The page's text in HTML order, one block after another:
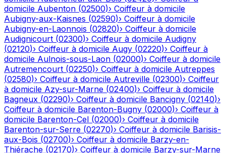
domicile Aubenton (02500)› Coiffeur à domicile
Aubigny-aux-Kaisnes (02590)› Coiffeur à domicile
Aubigny-en-Laonnois (02820)› Coiffeur à domicile
Audignicourt (02300)› Coiffeur à domicile Audigny
(02120)› Coiffeur à domicile Augy (02220)› Coiffeur à
domicile Aulnois-sous-Laon (02000)› Coiffeur à domicile
Autremencourt (02250)› Coiffeur à domicile Autreppes
(02580)› Coiffeur à domicile Autreville (02300)› Coiffeur
à domicile Azy-sur-Marne (02400)› Coiffeur à domicile
Bagneux (02290)› Coiffeur à domicile Bancigny (02140)›
Coiffeur à domicile Barenton-Bugny (02000)› Coiffeur à
domicile Barenton-Cel (02000)› Coiffeur à domicile
Barenton-sur-Serre (02270)› Coiffeur à domicile Barisis-
aux-Bois (02700)› Coiffeur à domicile Barzy-en-
Thiérache (02170)› Coiffeur à domicile Barzy-sur-Marne